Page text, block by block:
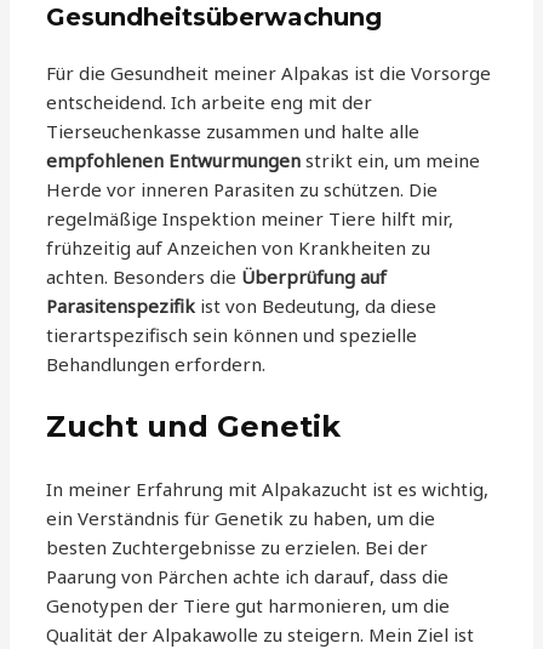
Gesundheitsüberwachung
Für die Gesundheit meiner Alpakas ist die Vorsorge
entscheidend. Ich arbeite eng mit der
Tierseuchenkasse zusammen und halte alle
empfohlenen Entwurmungen strikt ein, um meine
Herde vor inneren Parasiten zu schützen. Die
regelmäßige Inspektion meiner Tiere hilft mir,
frühzeitig auf Anzeichen von Krankheiten zu
achten. Besonders die Überprüfung auf
Parasitenspezifik ist von Bedeutung, da diese
tierartspezifisch sein können und spezielle
Behandlungen erfordern.
Zucht und Genetik
In meiner Erfahrung mit Alpakazucht ist es wichtig,
ein Verständnis für Genetik zu haben, um die
besten Zuchtergebnisse zu erzielen. Bei der
Paarung von Pärchen achte ich darauf, dass die
Genotypen der Tiere gut harmonieren, um die
Qualität der Alpakawolle zu steigern. Mein Ziel ist